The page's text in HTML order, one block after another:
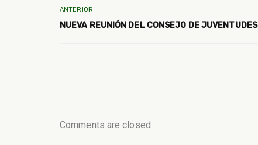
ANTERIOR
NUEVA REUNIÓN DEL CONSEJO DE JUVENTUDES
Comments are closed.